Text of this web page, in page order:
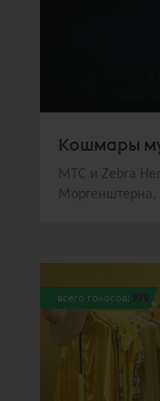
Кошмары
МТС и Zebra
Моргенштерна,
всего голосов: 272